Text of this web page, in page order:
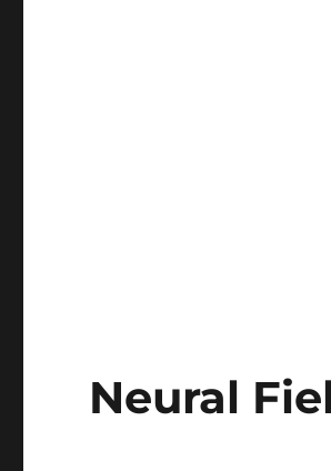
Neural